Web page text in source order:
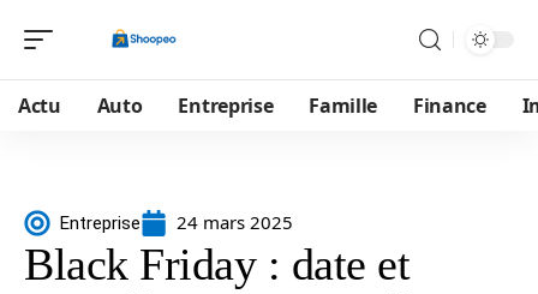
Actu Auto Entreprise Famille Finance
Entreprise 24 mars 2025
Black Friday : date et